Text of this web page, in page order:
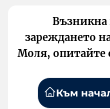
Възникна
зареждането
Моля, опитайте
Към